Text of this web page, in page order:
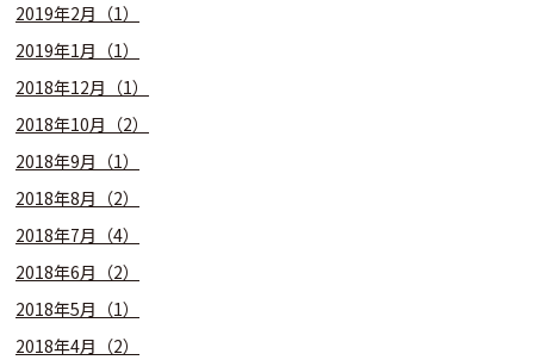
2019年2月（1）
2019年1月（1）
2018年12月（1）
2018年10月（2）
2018年9月（1）
2018年8月（2）
2018年7月（4）
2018年6月（2）
2018年5月（1）
2018年4月（2）